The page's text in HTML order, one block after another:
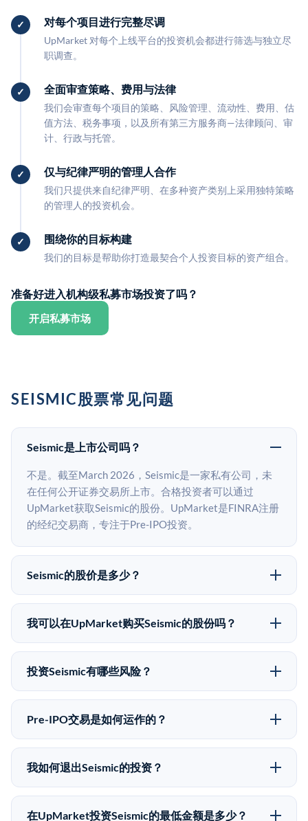
对每个项目进行完整尽调
UpMarket 对每个上线平台的投资机会都进行筛选与独立尽
职调查。
全面审查策略、费用与法律
我们会审查每个项目的策略、风险管理、流动性、费用、估
值方法、税务事项，以及所有第三方服务商—法律顾问、审
计、行政与托管。
仅与纪律严明的管理人合作
我们只提供来自纪律严明、在多种资产类别上采用独特策略
的管理人的投资机会。
围绕你的目标构建
我们的目标是帮助你打造最契合个人投资目标的资产组合。
准备好进入机构级私募市场投资了吗？
开启私募市场
SEISMIC股票常见问题
Seismic是上市公司吗？
不是。截至March 2026，Seismic是一家私有公司，未
在任何公开证券交易所上市。合格投资者可以通过
UpMarket获取Seismic的股份。UpMarket是FINRA注册
的经纪交易商，专注于Pre-IPO投资。
Seismic的股价是多少？
Seismic没有公开股价，因为它是一家私有公司。最近的
已知股价来自其最近一轮融资。 二级市场上的Pre-IPO
不同。
我可以在UpMarket购买Seismic的股份吗？
可以。合格投资者可以通过填写本页表单或在
upmarket.co创建账户来表达对Seismic股份的投资意
50,000美元。UpMarket是FINRA注册的经纪交易商，
自2019年以来已经纪超过5亿美元的另类投资。
投资Seismic有哪些风险？
Pre-IPO投资存在重大风险。Seismic的股份流动性低，
意味着没有公开市场可以快速出售。不存在确定的退出
好可能全部损失的准备。私有公司的估值在融资轮次之
间可能大幅波动。投资者应在投资前咨询其财务顾问并
Pre-IPO交易是如何运作的？
在Pre-IPO交易中，合格投资者通过二级市场平台从现有
股东（如员工、早期投资者或其他持有人）处购买股
为FINRA注册的经纪交易商促成这些交易，代表双方处
理合规、文件和结算事宜。
我如何退出Seismic的投资？
Pre-IPO持股主要有两种退出途径：在二级市场将股份出
售给其他买家，或持有直到公司完成IPO或被收购。两
在UpMarket投资Seismic的最低金额是多少？